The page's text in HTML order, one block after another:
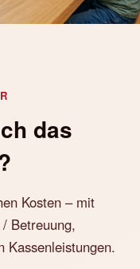
das
Kosten – mit
Betreuung,
Kassenleistungen.